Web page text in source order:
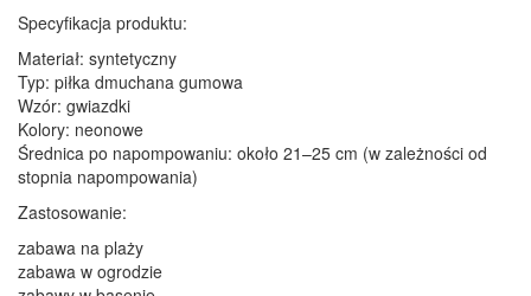
Specyfikacja produktu:
Materiał: syntetyczny
Typ: piłka dmuchana gumowa
Wzór: gwiazdki
Kolory: neonowe
Średnica po napompowaniu: około 21–25 cm (w zależności od
stopnia napompowania)
Zastosowanie:
zabawa na plaży
zabawa w ogrodzie